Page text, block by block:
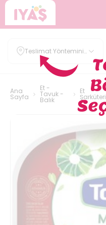
Teslimat Yöntemini
Belirle
Ana
Sayfa
Et -
Tavuk -
Balık
Et
Şarküteri